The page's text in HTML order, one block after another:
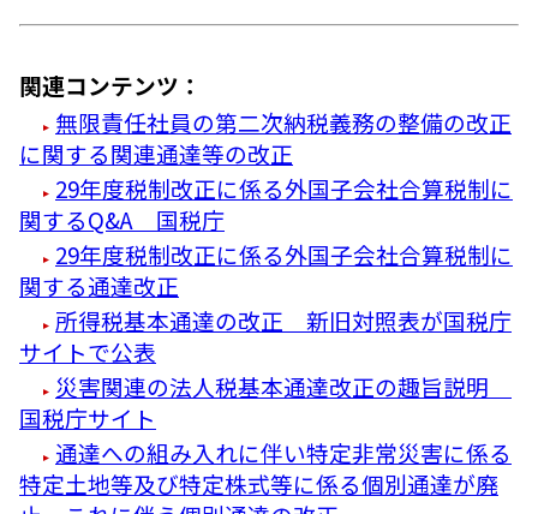
関連コンテンツ：
無限責任社員の第二次納税義務の整備の改正
に関する関連通達等の改正
29年度税制改正に係る外国子会社合算税制に
関するQ&A 国税庁
29年度税制改正に係る外国子会社合算税制に
関する通達改正
所得税基本通達の改正 新旧対照表が国税庁
サイトで公表
災害関連の法人税基本通達改正の趣旨説明
国税庁サイト
通達への組み入れに伴い特定非常災害に係る
特定土地等及び特定株式等に係る個別通達が廃